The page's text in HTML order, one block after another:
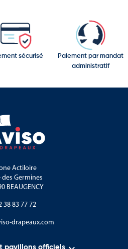
sécurisé
Paiement par mandat
administratif
Actiloire
des Germines
BEAUGENCY
38 83 77 72
drapeaux.com
pavillons officiels